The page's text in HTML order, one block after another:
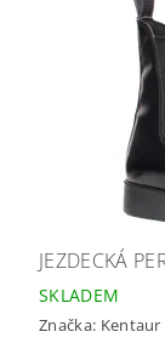
JEZDECKÁ
SKLADEM
Značka: Kentaur